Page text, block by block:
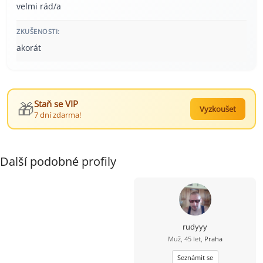
velmi rád/a
ZKUŠENOSTI:
akorát
🎁Staň se VIP
7 dní zdarma!
Vyzkoušet
Další podobné profily
rudyyy
Muž, 45 let, Praha
Seznámit se